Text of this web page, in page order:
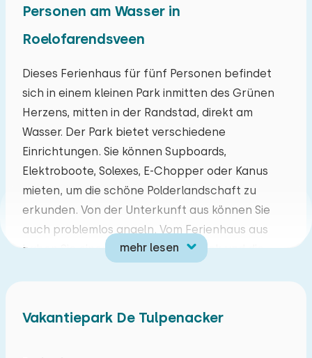
Personen am Wasser in
Roelofarendsveen
Dieses Ferienhaus für fünf Personen befindet
sich in einem kleinen Park inmitten des Grünen
Herzens, mitten in der Randstad, direkt am
Wasser. Der Park bietet verschiedene
Einrichtungen. Sie können Supboards,
Elektroboote, Solexes, E-Chopper oder Kanus
mieten, um die schöne Polderlandschaft zu
erkunden. Von der Unterkunft aus können Sie
auch problemlos angeln. Vom Ferienhaus aus
haben Sie einen schönen freien Blick und die
Wassenaar oder Scheveningen besuchen?
mehr lesen
August 2026
Mo Di Mi Do Fr Sa So
27 28 29 30 31 01 02
03 04 05 06 07 08
10 11 12 13 14 15 16
17 18 19 20 21 22 23
Vakantiepark De Tulpenacker